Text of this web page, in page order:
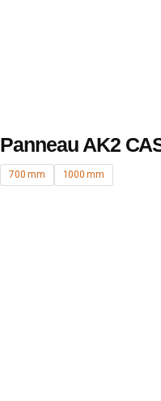
Panneau AK2
700 mm 1000 mm